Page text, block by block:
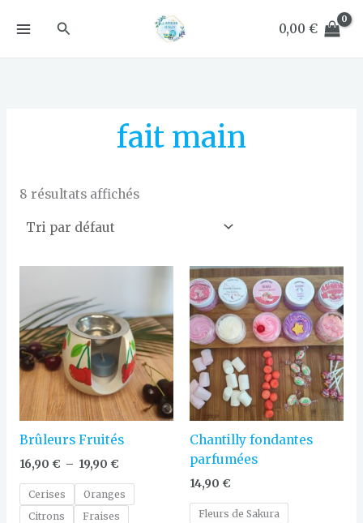
Rechercher 0,00 €
fait main
8 résultats affichés
Brûleurs Fruités
16,90 € – 19,90 €
16,90 €
à
19,90 €
Cerises
Oranges
Citrons
Fraises
Chantilly fondantes
parfumées
14,90 €
Fleurs de Sakura